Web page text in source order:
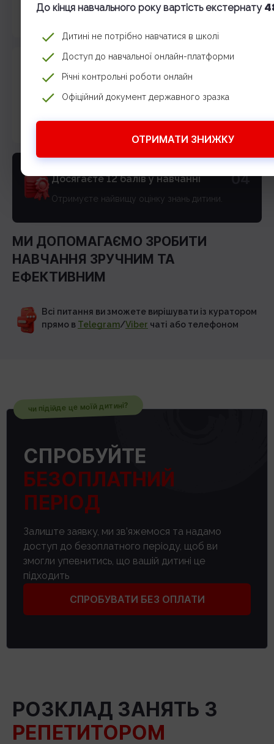
До кінця навчального року вартість екстернату
Дитині не потрібно навчатися в школі
Доступ до навчальної онлайн-платформи
Річні контрольні роботи онлайн
Офіційний документ державного зразка
ОТРИМАТИ ЗНИЖКУ
можливості та розпорядок школи.
Захопливо навчаєтесь
На уроках учитель у форматі діалогу приділить
та перевірці знань.
МИ ДОПОМАГАЄМО ЗРОБИТИ
НАВЧАННЯ ЗРУЧНИМ ТА
ЕФЕКТИВНИМ
Всі питання ви зможете вирішувати із куратором
прямо в Telegram/Viber чаті або телефоном
04
Досягаєте 12 балів у навчанні
Отримуєте найвищу оцінку знань дитини.
чи підійде це моїй дитині?
СПРОБУЙТЕ
БЕЗОПЛАТНИЙ
ПЕРІОД
Залиште заявку, ми зв’яжемося та надамо
доступ до безоплатного періоду, щоб ви
змогли упевнитись, що вашій дитині це
підходить
СПРОБУВАТИ БЕЗ ОПЛАТИ
РОЗКЛАД ЗАНЯТЬ З
РЕПЕТИТОРОМ